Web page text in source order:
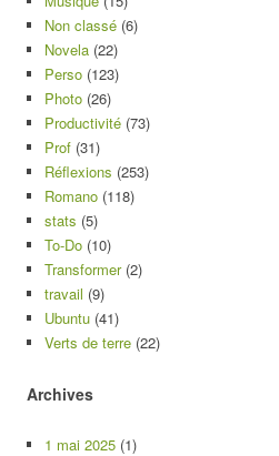
Non classé (6)
Novela (22)
Perso (123)
Photo (26)
Productivité (73)
Prof (31)
Réflexions (253)
Romano (118)
stats (5)
To-Do (10)
Transformer(2)
travail (9)
Ubuntu (41)
Verts de terre (22)
Archives
1 mai 2025 (1)